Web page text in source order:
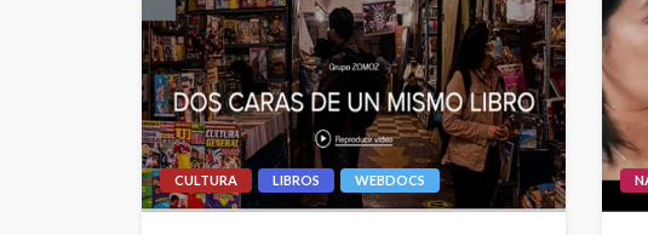
CULTURA LIBROS WEBDOCS
POLÍTICA
Periodistas de TV Perú
despedidos en nueva
gestión en IRTP